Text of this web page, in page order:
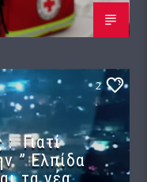
2
Γιατί
” Ελπίδα